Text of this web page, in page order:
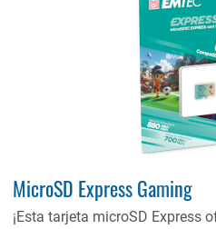
MicroSD Express Gaming
¡Esta tarjeta microSD Express